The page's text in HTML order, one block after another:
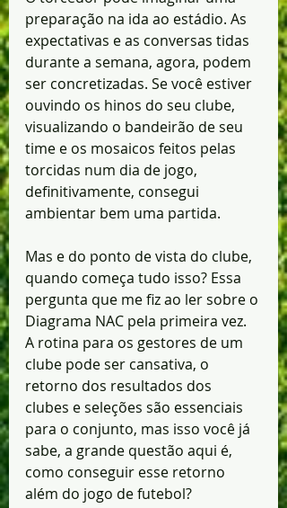
preparação na ida ao estádio. As
expectativas e as conversas tidas
durante a semana, agora, podem
ser concretizadas. Se você estiver
ouvindo os hinos do seu clube,
visualizando o bandeirão de seu
time e os mosaicos feitos pelas
torcidas num dia de jogo,
definitivamente, consegui
ambientar bem uma partida.
Mas e do ponto de vista do clube,
quando começa tudo isso? Essa
pergunta que me fiz ao ler sobre o
Diagrama NAC pela primeira vez.
A rotina para os gestores de um
clube pode ser cansativa, o
retorno dos resultados dos
clubes e seleções são essenciais
para o conjunto, mas isso você já
sabe, a grande questão aqui é,
como conseguir esse retorno
além do jogo de futebol?